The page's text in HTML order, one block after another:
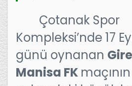
Çotanak Spor
Kompleksi’nde 17
günü oynanan
Manisa FK